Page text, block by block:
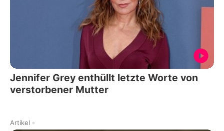
Jennifer Grey enthüllt letzte Worte von
verstorbener Mutter
Artikel -